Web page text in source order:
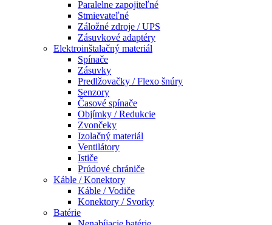
Paralelne zapojiteľné
Stmievateľné
Záložné zdroje / UPS
Zásuvkové adaptéry
Elektroinštalačný materiál
Spínače
Zásuvky
Predlžovačky / Flexo šnúry
Senzory
Časové spínače
Objímky / Redukcie
Zvončeky
Izolačný materiál
Ventilátory
Ističe
Prúdové chrániče
Káble / Konektory
Káble / Vodiče
Konektory / Svorky
Batérie